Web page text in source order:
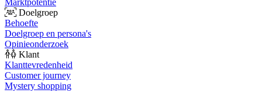
Marktpotentie
Doelgroep
Behoefte
Doelgroep en persona's
Opinieonderzoek
Klant
Klanttevredenheid
Customer journey
Mystery shopping